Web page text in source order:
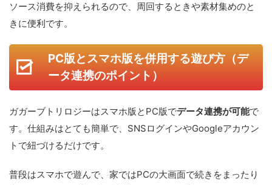
ソース消費を抑えられるので、周回するときや素材集めのと
きに便利です。
PC版とスマホ版を併用する遊び方（デ
ータ連携のポイント）
ガガーブトリロジーはスマホ版とPC版でデータ連携が可能で
す。仕組みはとても簡単で、SNSログインやGoogleアカウン
トで紐づけるだけです。
普段はスマホで遊んで、家ではPCの大画面で続きをまったり